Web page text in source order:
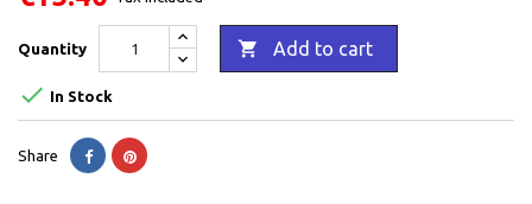
Quantity  Add to cart
 In Stock
Share